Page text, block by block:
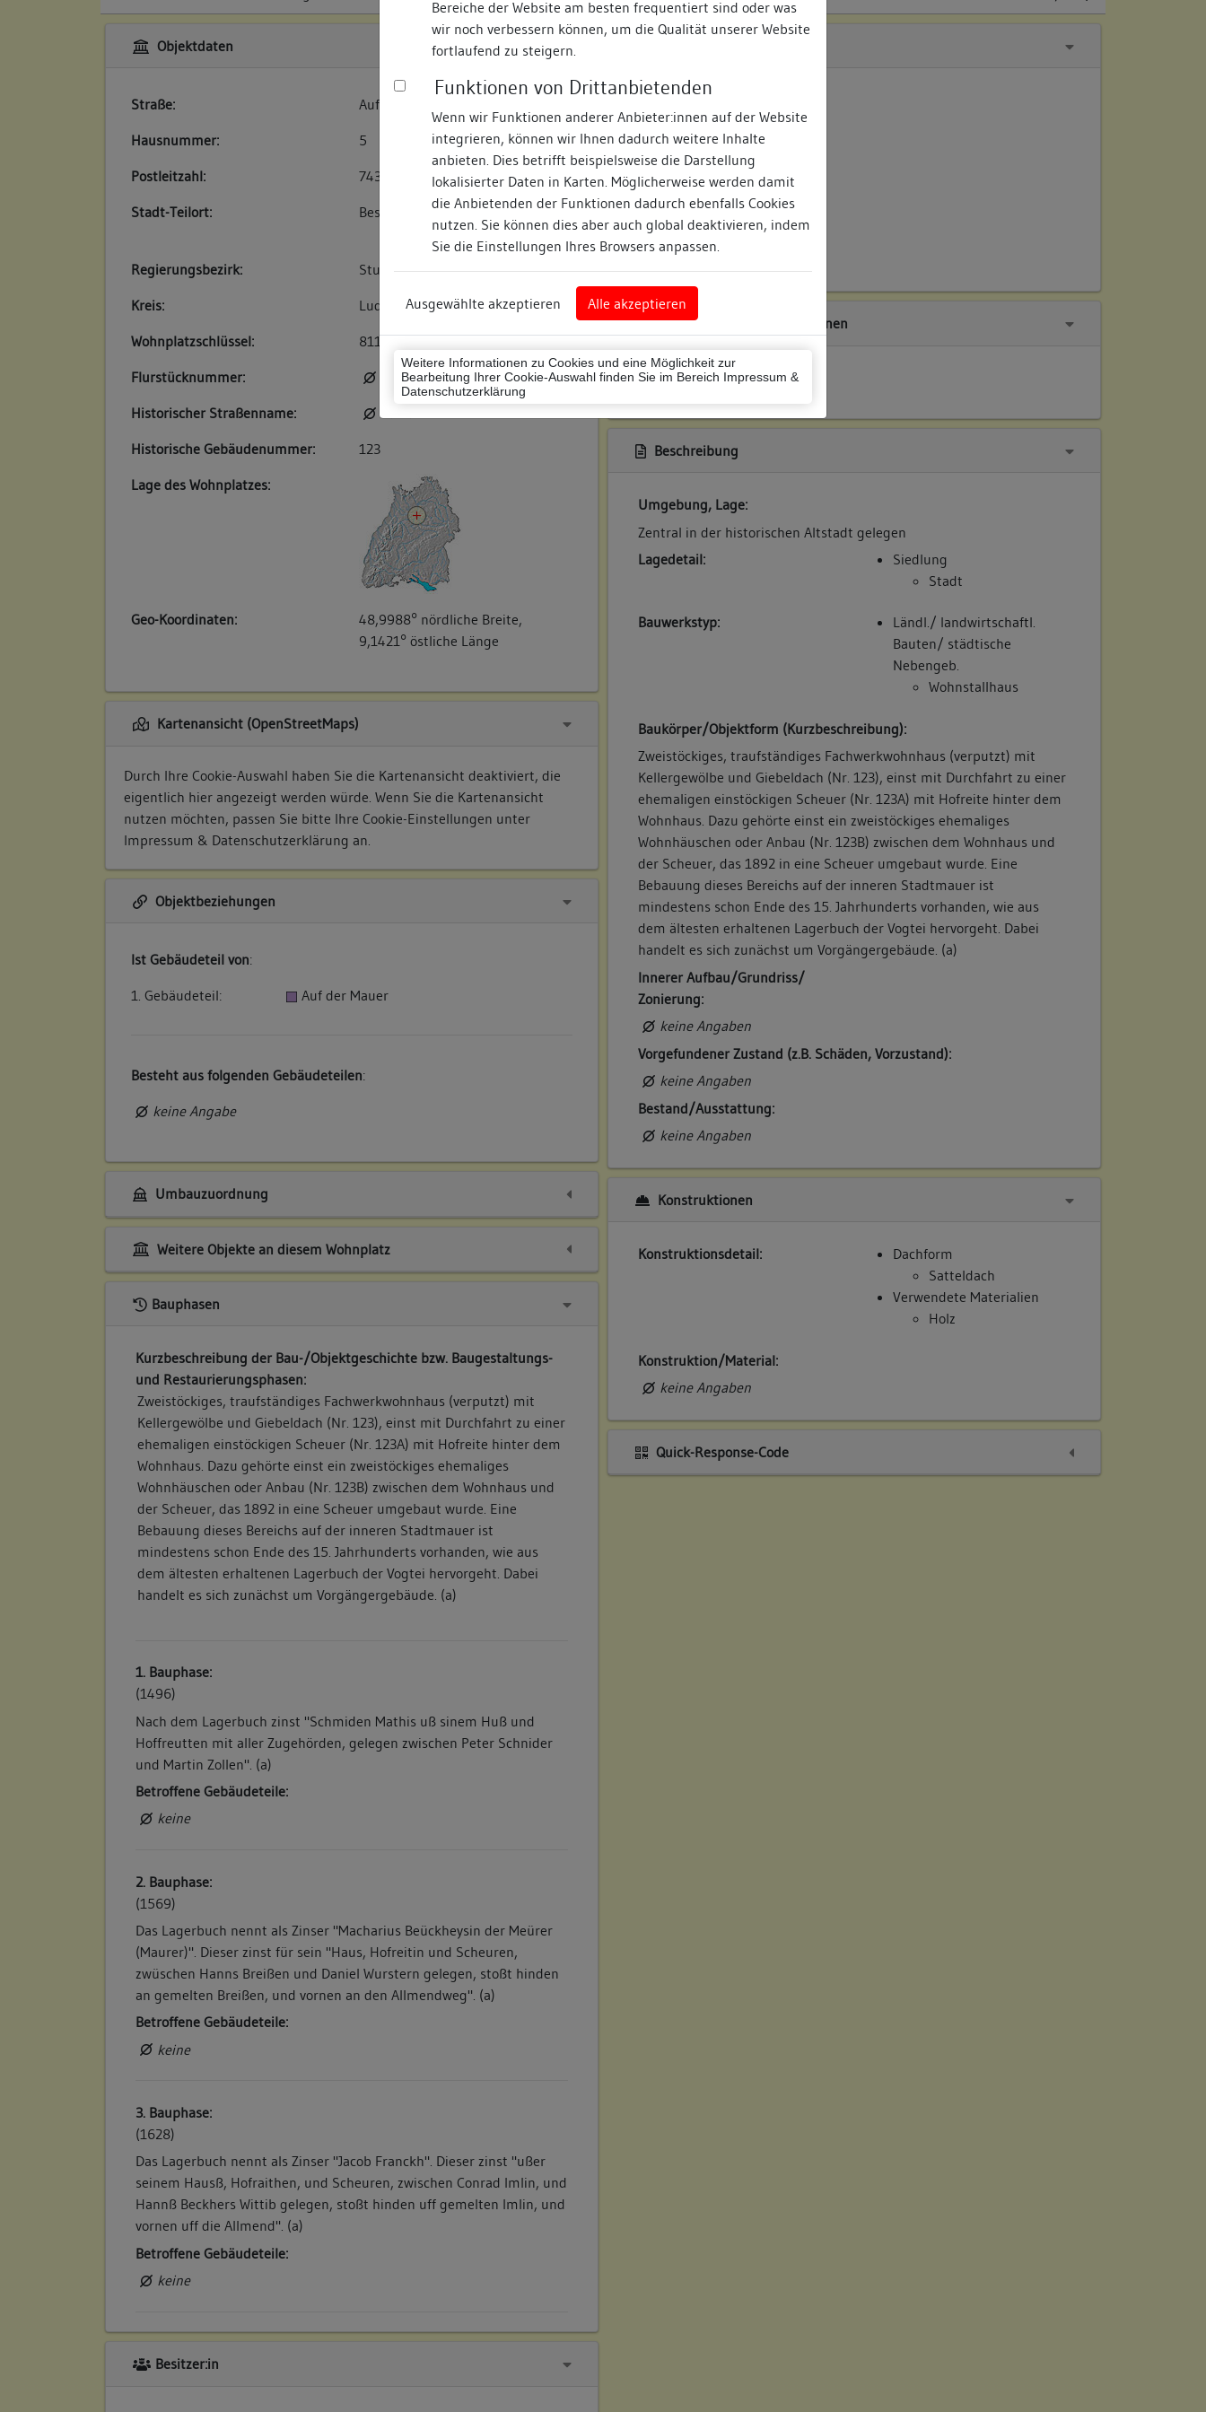
Bereiche der Website am besten frequentiert sind oder was
wir noch verbessern können, um die Qualität unserer Website
fortlaufend zu steigern.
Funktionen von Drittanbietenden
Wenn wir Funktionen anderer Anbieter:innen auf der Website
integrieren, können wir Ihnen dadurch weitere Inhalte
anbieten. Dies betrifft beispielsweise die Darstellung
lokalisierter Daten in Karten. Möglicherweise werden damit
die Anbietenden der Funktionen dadurch ebenfalls Cookies
nutzen. Sie können dies aber auch global deaktivieren, indem
Sie die Einstellungen Ihres Browsers anpassen.
Ausgewählte akzeptieren Alle akzeptieren
Weitere Informationen zu Cookies und eine Möglichkeit zur
Bearbeitung Ihrer Cookie-Auswahl finden Sie im Bereich Impressum &
Datenschutzerklärung
Objektdaten
Straße:
Auf der Mauer
Hausnummer:
5
Postleitzahl:
74354
Stadt-Teilort:
Besigheim
Regierungsbezirk:
Stuttgart
Kreis:
Ludwigsburg (Landkreis)
Wohnplatzschlüssel:
8118007001
Flurstücknummer:
keine
Historischer Straßenname:
keiner
Historische Gebäudenummer:
123
Lage des Wohnplatzes:
Geo-Koordinaten:
48,9988° nördliche Breite,
9,1421° östliche Länge
Kartenansicht (OpenStreetMaps)
Durch Ihre Cookie-Auswahl haben Sie die Kartenansicht deaktiviert, die
eigentlich hier angezeigt werden würde. Wenn Sie die Kartenansicht
nutzen möchten, passen Sie bitte Ihre Cookie-Einstellungen unter
Impressum & Datenschutzerklärung an.
Objektbeziehungen
Ist Gebäudeteil von:
1. Gebäudeteil:
Auf der Mauer
Besteht aus folgenden Gebäudeteilen:
keine Angabe
Umbauzuordnung
Weitere Objekte an diesem Wohnplatz
Bauphasen
Kurzbeschreibung der Bau-/Objektgeschichte bzw. Baugestaltungs-
und Restaurierungsphasen:
Zweistöckiges, traufständiges Fachwerkwohnhaus (verputzt) mit
Kellergewölbe und Giebeldach (Nr. 123), einst mit Durchfahrt zu einer
ehemaligen einstöckigen Scheuer (Nr. 123A) mit Hofreite hinter dem
Wohnhaus. Dazu gehörte einst ein zweistöckiges ehemaliges
Wohnhäuschen oder Anbau (Nr. 123B) zwischen dem Wohnhaus und
der Scheuer, das 1892 in eine Scheuer umgebaut wurde. Eine
Bebauung dieses Bereichs auf der inneren Stadtmauer ist
mindestens schon Ende des 15. Jahrhunderts vorhanden, wie aus
dem ältesten erhaltenen Lagerbuch der Vogtei hervorgeht. Dabei
handelt es sich zunächst um Vorgängergebäude. (a)
1. Bauphase:
(1496)
Nach dem Lagerbuch zinst "Schmiden Mathis uß sinem Huß und
Hoffreutten mit aller Zugehörden, gelegen zwischen Peter Schnider
und Martin Zollen". (a)
Betroffene Gebäudeteile:
keine
2. Bauphase:
(1569)
Das Lagerbuch nennt als Zinser "Macharius Beückheysin der Meürer
(Maurer)". Dieser zinst für sein "Haus, Hofreitin und Scheuren,
zwüschen Hanns Breißen und Daniel Wurstern gelegen, stoßt hinden
an gemelten Breißen, und vornen an den Allmendweg". (a)
Betroffene Gebäudeteile:
keine
3. Bauphase:
(1628)
Das Lagerbuch nennt als Zinser "Jacob Franckh". Dieser zinst "ußer
seinem Hausß, Hofraithen, und Scheuren, zwischen Conrad Imlin, und
Hannß Beckhers Wittib gelegen, stoßt hinden uff gemelten Imlin, und
vornen uff die Allmend". (a)
Betroffene Gebäudeteile:
keine
4. Bauphase:
(1660)Besitzer:in
Zugeordnete Dokumentationen
Besigheimer Häuserbuch
Beschreibung
Umgebung, Lage:
Zentral in der historischen Altstadt gelegen
Lagedetail:
Siedlung
Stadt
Bauwerkstyp:
Ländl./ landwirtschaftl.
Bauten/ städtische
Nebengeb.
Wohnstallhaus
Baukörper/Objektform (Kurzbeschreibung):
Zweistöckiges, traufständiges Fachwerkwohnhaus (verputzt) mit
Kellergewölbe und Giebeldach (Nr. 123), einst mit Durchfahrt zu einer
ehemaligen einstöckigen Scheuer (Nr. 123A) mit Hofreite hinter dem
Wohnhaus. Dazu gehörte einst ein zweistöckiges ehemaliges
Wohnhäuschen oder Anbau (Nr. 123B) zwischen dem Wohnhaus und
der Scheuer, das 1892 in eine Scheuer umgebaut wurde. Eine
Bebauung dieses Bereichs auf der inneren Stadtmauer ist
mindestens schon Ende des 15. Jahrhunderts vorhanden, wie aus
dem ältesten erhaltenen Lagerbuch der Vogtei hervorgeht. Dabei
handelt es sich zunächst um Vorgängergebäude. (a)
Innerer Aufbau/Grundriss/
Zonierung:
keine Angaben
Vorgefundener Zustand (z.B. Schäden, Vorzustand):
keine Angaben
Bestand/Ausstattung:
keine Angaben
Konstruktionen
Konstruktionsdetail:
Dachform
Satteldach
Verwendete Materialien
Holz
Konstruktion/Material:
keine Angaben
Quick-Response-Code